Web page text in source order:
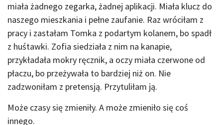
miała żadnego zegarka, żadnej aplikacji. Miała klucz do
naszego mieszkania i pełne zaufanie. Raz wróciłam z
pracy i zastałam Tomka z podartym kolanem, bo spadł
z huśtawki. Zofia siedziała z nim na kanapie,
przykładała mokry ręcznik, a oczy miała czerwone od
płaczu, bo przeżywała to bardziej niż on. Nie
zadzwoniłam z pretensją. Przytuliłam ją.
Może czasy się zmieniły. A może zmieniło się coś
innego.